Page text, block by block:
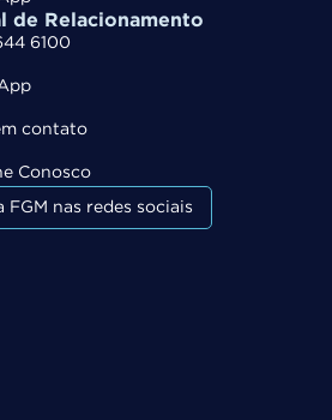
de Relacionamento
6100
contato
Conosco
FGM nas redes sociais